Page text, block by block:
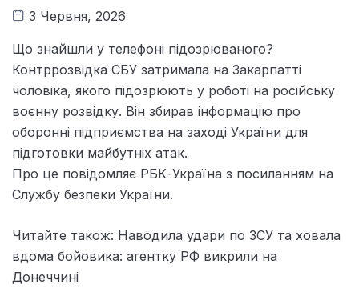
3 Червня, 2026
Що знайшли у телефоні підозрюваного?
Контррозвідка СБУ затримала на Закарпатті
чоловіка, якого підозрюють у роботі на російську
воєнну розвідку. Він збирав інформацію про
оборонні підприємства на заході України для
підготовки майбутніх атак.
Про це повідомляє РБК-Україна з посиланням на
Службу безпеки України.
Читайте також: Наводила удари по ЗСУ та ховала
вдома бойовика: агентку РФ викрили на
Донеччині